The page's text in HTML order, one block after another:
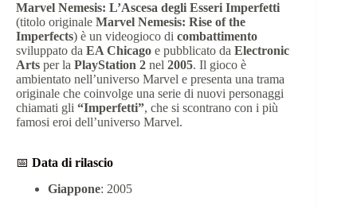
Marvel Nemesis: L’Ascesa degli Esseri Imperfetti
(titolo originale Marvel Nemesis: Rise of the
Imperfects) è un videogioco di combattimento
sviluppato da EA Chicago e pubblicato da Electronic
Arts per la PlayStation 2 nel 2005. Il gioco è
ambientato nell’universo Marvel e presenta una trama
originale che coinvolge una serie di nuovi personaggi
chiamati gli “Imperfetti”, che si scontrano con i più
famosi eroi dell’universo Marvel.
📅 Data di rilascio
Giappone: 2005